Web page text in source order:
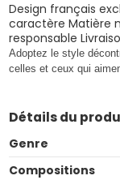
Design français
caractère Matière
responsable
Adoptez le style
celles et ceux qui
Détails du
Genre
Compositions